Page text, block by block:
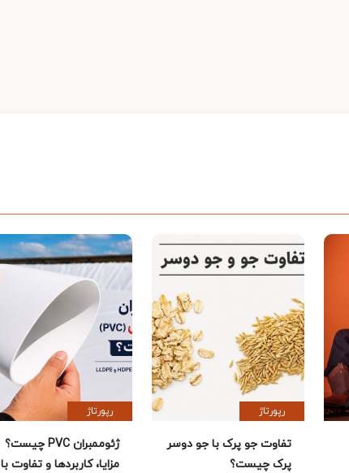
رپورتاژ
تفاوت جو پرک با جو دوسر
پرک چیست؟
رپورتاژ
ژئوممبران PVC چیست؟
مزایا، کاربردها و تفاوت با